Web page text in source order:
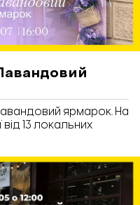
ярмарок. На
13 локальних